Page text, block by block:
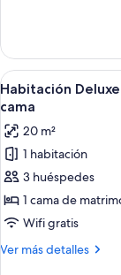
Hotwire
ROH
Abrir
todas
las
fotos
de
Habitación
Deluxe,
1
cama
5
Habitación
cama
20 m²
1 habitación
3 huéspedes
1 cama de
Wifi gratis
Ver más detalles
Más